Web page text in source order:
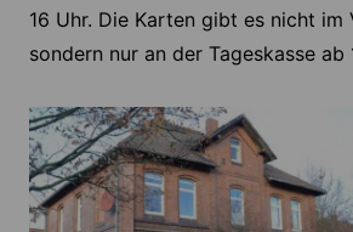
16 Uhr. Die Karten gibt es nicht im
sondern nur an der Tageskasse ab